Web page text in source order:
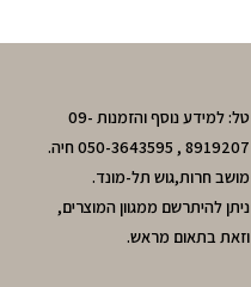
טל: למידע נוסף והזמנות 09-
8919207 , 050-3643595 חיה.
מושב חרות,גוש תל-מונד.
ניתן להיתרשם ממגוון המוצרים,
וזאת בתאום מראש.